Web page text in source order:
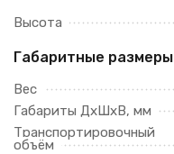
Высота
Габаритные размеры
Вес
Габариты ДхШхВ, мм
Транспортировочный
объём